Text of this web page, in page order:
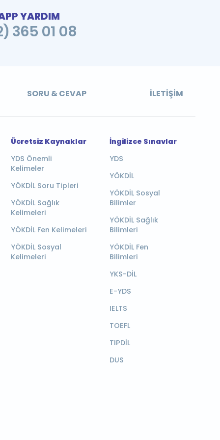
YARDIM
365 01 08
SORU & CEVAP İLETIŞIM
Ücretsiz Kaynaklar
YDS Önemli
Kelimeler
YÖKDİL Soru Tipleri
YÖKDİL Sağlık
Kelimeleri
YÖKDİL Fen Kelimeleri
YÖKDİL Sosyal
Kelimeleri
İngilizce Sınavlar
YDS
YÖKDİL
YÖKDİL Sosyal
Bilimler
YÖKDİL Sağlık
Bilimleri
YÖKDİL Fen
Bilimleri
YKS-DİL
E-YDS
IELTS
TOEFL
TIPDİL
DUS